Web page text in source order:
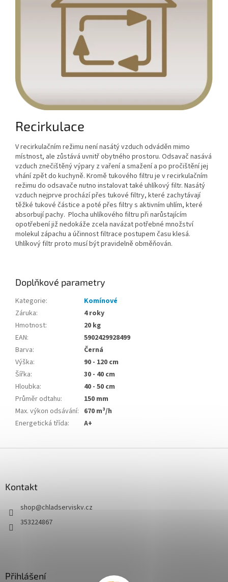
Recirkulace
V recirkulačním režimu není nasátý vzduch odváděn mimo
místnost, ale zůstává uvnitř obytného prostoru. Odsavač nasává
vzduch znečištěný výpary z vaření a smažení a po pročištění jej
vhání zpět do kuchyně. Kromě tukového filtru je v recirkulačním
režimu do odsavače nutno instalovat také uhlíkový filtr. Nasátý
vzduch nejprve prochází přes tukové filtry, které zachytávají
těžké tukové částice a poté přes filtry s aktivním uhlím, které
absorbují pachy. Plocha uhlíkového filtru při narůstajícím
opotřebení již nedokáže zcela navázat potřebné množství
molekul zápachu a účinnost filtrace postupem času klesá.
Uhlíkový filtr proto musí být pravidelně obměňován.
Doplňkové parametry
Kategorie:
Komínové
Záruka:
4 roky
Hmotnost:
20 kg
EAN:
5902429928499
Barva:
Černá
Výška:
90 - 120 cm
Šířka:
30 - 40 cm
Hloubka:
40 - 50 cm
Průměr odtahu:
150 mm
Max. výkon odsávání: 670 m³/h
Energetická třída: A+
Kontakt
shop@chladserviskv.cz
353224867
Přihlášení